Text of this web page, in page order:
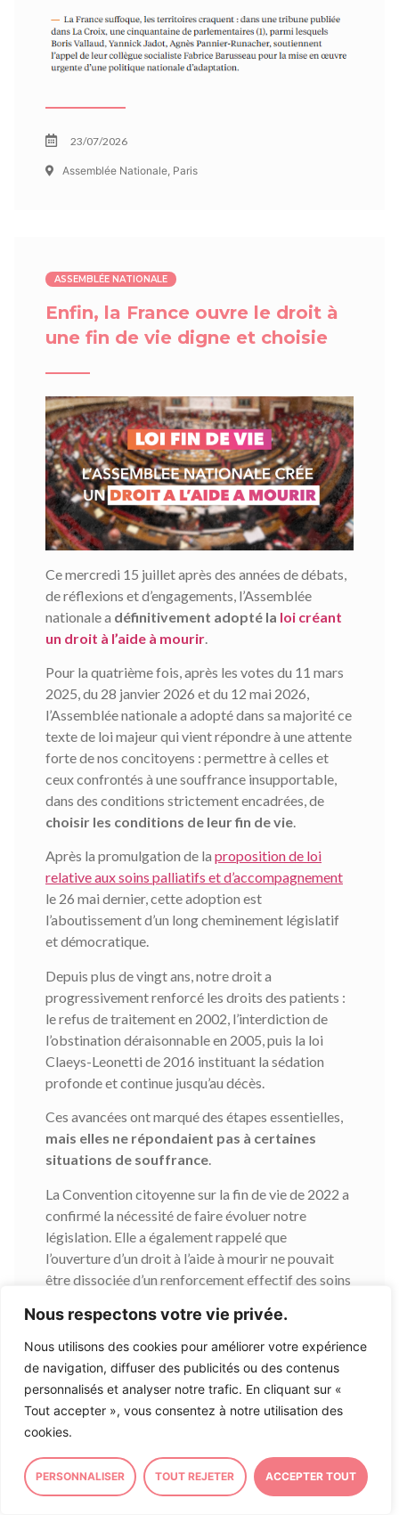
Nous respectons votre vie privée.
Nous utilisons des cookies pour améliorer votre expérience
de navigation, diffuser des publicités ou des contenus
personnalisés et analyser notre trafic. En cliquant sur «
Tout accepter », vous consentez à notre utilisation des
cookies.
PERSONNALISER TOUT REJETER ACCEPTER TOUT
23/07/2026
Assemblée Nationale, Paris
ASSEMBLÉE NATIONALE
Enfin, la France ouvre le droit à
une fin de vie digne et choisie
Ce mercredi 15 juillet après des années de débats,
de réflexions et d’engagements, l’Assemblée
nationale a définitivement adopté la loi créant
un droit à l’aide à mourir
Pour la quatrième fois, après les votes du 11 mars
2025, du 28 janvier 2026 et du 12 mai 2026,
l’Assemblée nationale a adopté dans sa majorité ce
texte de loi majeur qui vient répondre à une attente
forte de nos concitoyens : permettre à celles et
ceux confrontés à une souffrance insupportable,
dans des conditions strictement encadrées, de
choisir les conditions de leur fin de vie.
Après la promulgation de la proposition de loi
relative aux soins palliatifs et d’accompagnement
le 26 mai dernier, cette adoption est
l’aboutissement d’un long cheminement législatif
et démocratique.
Depuis plus de vingt ans, notre droit a
progressivement renforcé les droits des patients :
le refus de traitement en 2002, l’interdiction de
l’obstination déraisonnable en 2005, puis la loi
Claeys-Leonetti de 2016 instituant la sédation
profonde et continue jusqu’au décès.
Ces avancées ont marqué des étapes essentielles,
mais elles ne répondaient pas à certaines
situations de souffrance.
La Convention citoyenne sur la fin de vie de 2022 a
confirmé la nécessité de faire évoluer notre
législation. Elle a également rappelé que
l’ouverture d’un droit à l’aide à mourir ne pouvait
être dissociée d’un renforcement effectif des soins
l’ensemble du territoire. C’est cette double
exigence qui a guidé les travaux du Parlement
depuis maintenant quatre ans.
Au cœur du débat public, un premier projet de loi
regroupait alors le développement des soins
palliatifs et l’aide à mourir. Soutenu par une
majorité des parlementaires,la dissolution de
l’Assemblée nationale en 2024 suspend sa